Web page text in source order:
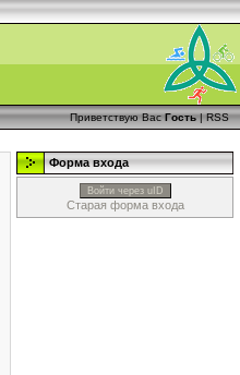
Приветствую Вас Гость|RSS
Форма входа
Войти через uID
Старая форма входа